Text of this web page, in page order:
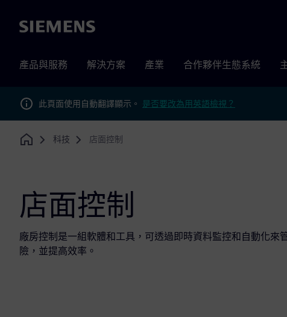
Siemens
產品與服務 解決方案 產業 合作夥伴生態系統
此頁面使用自動翻譯顯示。 是否要改為用英語檢視？
Home
科技 店面控制
店面控制
廠房控制是一組軟體和工具，可透過即時資料監控和自動化
險，並提高效率。